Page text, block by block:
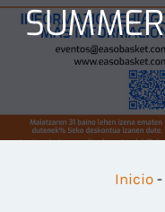
Inicio -